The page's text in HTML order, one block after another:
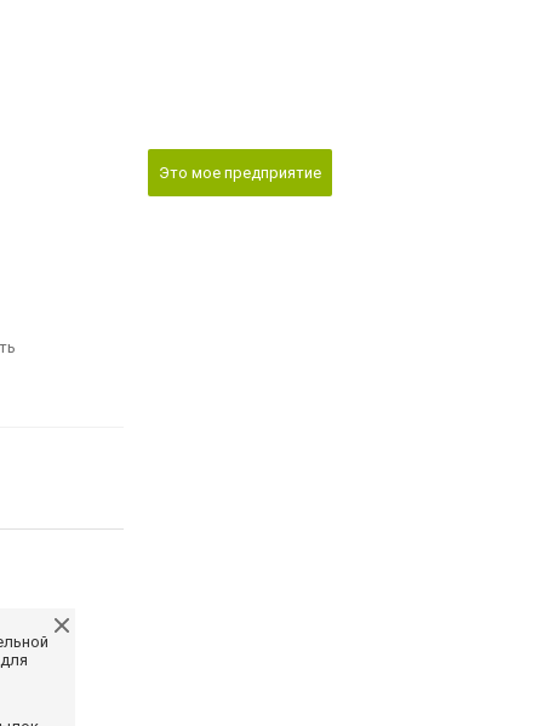
Это мое предприятие